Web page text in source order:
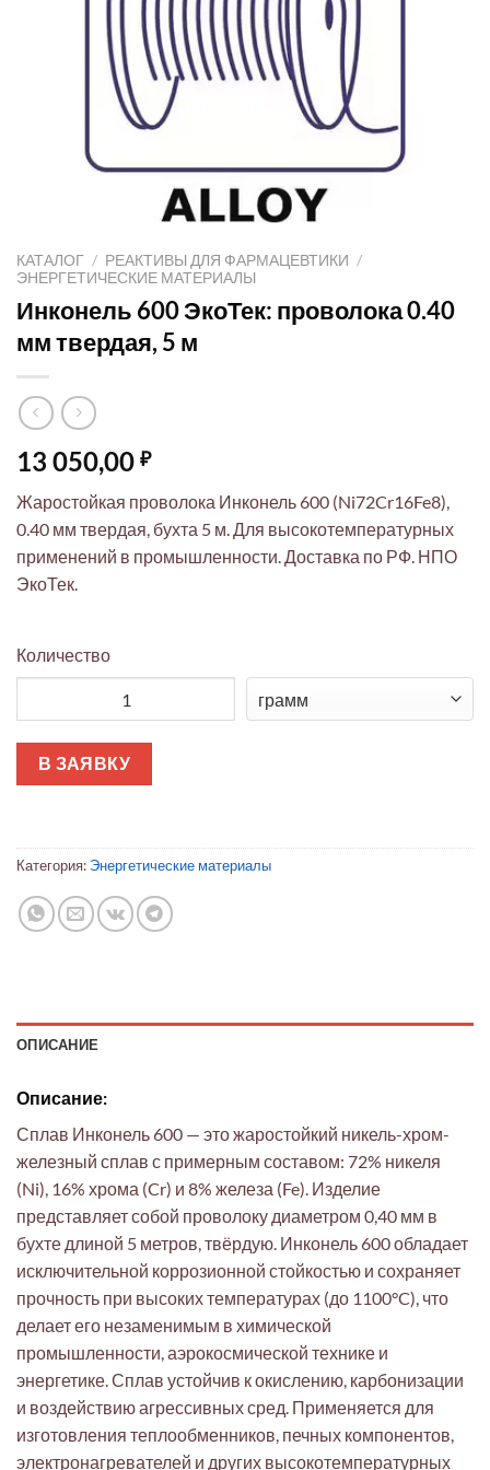
КАТАЛОГ / РЕАКТИВЫ ДЛЯ ФАРМАЦЕВТИКИ /
ЭНЕРГЕТИЧЕСКИЕ МАТЕРИАЛЫ
Инконель 600 ЭкоТек: проволока 0.40
мм твердая, 5 м
13 050,00 ₽
Жаростойкая проволока Инконель 600 (Ni72Cr16Fe8),
0.40 мм твердая, бухта 5 м. Для высокотемпературных
применений в промышленности. Доставка по РФ. НПО
ЭкоТек.
Количество
В ЗАЯВКУ
Категория: Энергетические материалы
ОПИСАНИЕ
Описание:
Сплав Инконель 600 — это жаростойкий никель-хром-
железный сплав с примерным составом: 72% никеля
(Ni), 16% хрома (Cr) и 8% железа (Fe). Изделие
представляет собой проволоку диаметром 0,40 мм в
бухте длиной 5 метров, твёрдую. Инконель 600 обладает
исключительной коррозионной стойкостью и сохраняет
прочность при высоких температурах (до 1100°C), что
делает его незаменимым в химической
промышленности, аэрокосмической технике и
энергетике. Сплав устойчив к окислению, карбонизации
и воздействию агрессивных сред. Применяется для
изготовления теплообменников, печных компонентов,
электронагревателей и других высокотемпературных